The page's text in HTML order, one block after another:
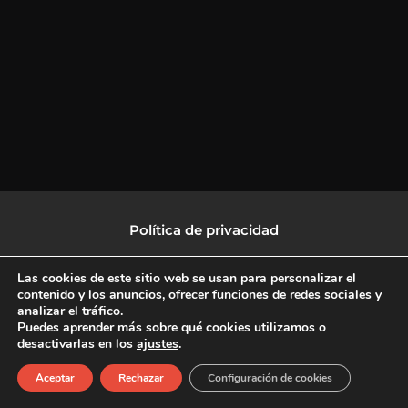
Política de privacidad
Política de protección de datos
F
a
c
X
-
L
i
n
I
n
s
Copyright © 2026 CulturalTV
Las cookies de este sitio web se usan para personalizar el
contenido y los anuncios, ofrecer funciones de redes sociales y
analizar el tráfico.
Puedes aprender más sobre qué cookies utilizamos o
desactivarlas en los ajustes.
Aceptar Rechazar Configuración de cookies